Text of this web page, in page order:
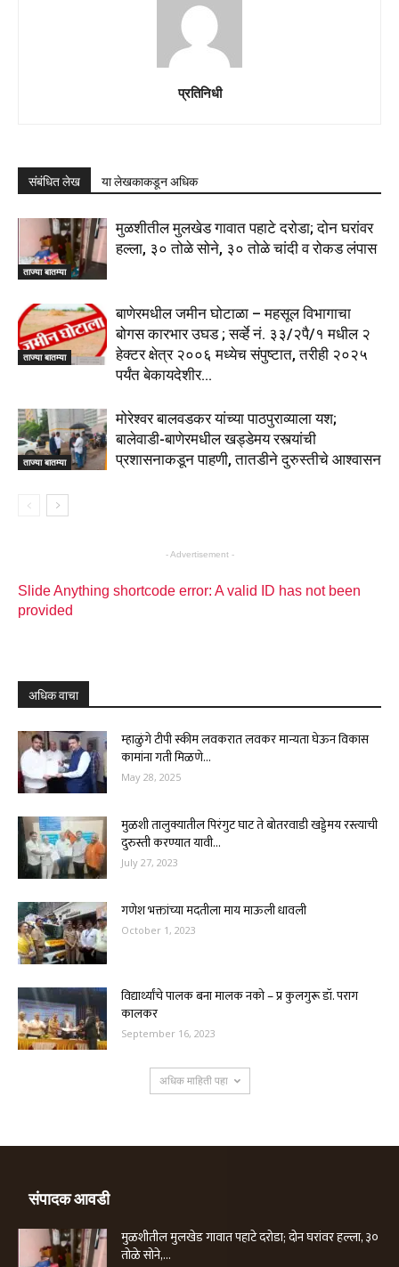
प्रतिनिधी
संबंधित लेख या लेखकाकडून अधिक
ताज्या बातम्या
मुळशीतील मुलखेड गावात पहाटे दरोडा; दोन घरांवर
हल्ला, ३० तोळे सोने, ३० तोळे चांदी व रोकड लंपास
ताज्या बातम्या
बाणेरमधील जमीन घोटाळा – महसूल विभागाचा
बोगस कारभार उघड ; सर्व्हे नं. ३३/२पै/१ मधील २
हेक्टर क्षेत्र २००६ मध्येच संपुष्टात, तरीही २०२५
पर्यंत बेकायदेशीर...
ताज्या बातम्या
मोरेश्वर बालवडकर यांच्या पाठपुराव्याला यश;
बालेवाडी-बाणेरमधील खड्डेमय रस्त्यांची
प्रशासनाकडून पाहणी, तातडीने दुरुस्तीचे आश्वासन
- Advertisement -
Slide Anything shortcode error: A valid ID has not been
provided
अधिक वाचा
म्हाळुंगे टीपी स्कीम लवकरात लवकर मान्यता घेऊन विकास
कामांना गती मिळणे...
May 28, 2025
मुळशी तालुक्यातील पिरंगुट घाट ते बोतरवाडी खड्डेमय रस्त्याची
दुरुस्ती करण्यात यावी...
July 27, 2023
गणेश भक्तांच्या मदतीला माय माऊली धावली
October 1, 2023
विद्यार्थ्यांचे पालक बना मालक नको – प्र कुलगुरू डॉ. पराग
कालकर
September 16, 2023
अधिक माहिती पहा
संपादक आवडी
मुळशीतील मुलखेड गावात पहाटे दरोडा; दोन घरांवर हल्ला, ३०
तोळे सोने,...